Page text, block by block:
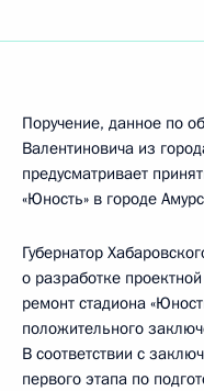
Поручение, данное по
Валентиновича из
предусматривает
«Юность» в городе
Губернатор
о разработке
ремонт стадиона
положительного
В соответствии с
первого этапа по